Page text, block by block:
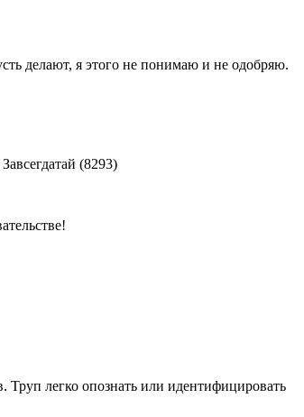
делают, я этого не понимаю и не одобряю.
Завсегдатай (8293)
Труп легко опознать или идентифицировать